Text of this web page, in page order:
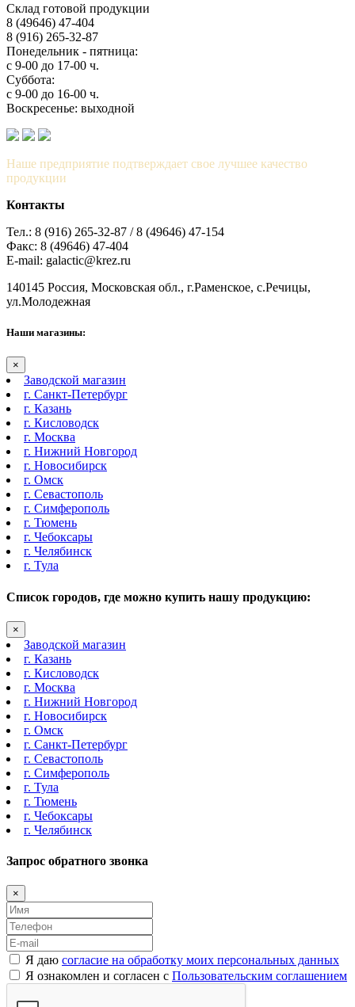
Склад готовой продукции
8 (49646) 47-404
8 (916) 265-32-87
Понедельник - пятница:
с 9-00 до 17-00 ч.
Суббота:
с 9-00 до 16-00 ч.
Воскресенье: выходной
Наше предприятие подтверждает свое лучшее качество
продукции
Контакты
Тел.: 8 (916) 265-32-87 / 8 (49646) 47-154
Факс: 8 (49646) 47-404
E-mail: galactic@krez.ru
140145 Россия, Московская обл., г.Раменское, с.Речицы,
ул.Молодежная
Наши магазины:
×
Заводской магазин
г. Санкт-Петербург
г. Казань
г. Кисловодск
г. Москва
г. Нижний Новгород
г. Новосибирск
г. Омск
г. Севастополь
г. Симферополь
г. Тюмень
г. Чебоксары
г. Челябинск
г. Тула
Список городов, где можно купить нашу продукцию:
×
Заводской магазин
г. Казань
г. Кисловодск
г. Москва
г. Нижний Новгород
г. Новосибирск
г. Омск
г. Санкт-Петербург
г. Севастополь
г. Симферополь
г. Тула
г. Тюмень
г. Чебоксары
г. Челябинск
Запрос обратного звонка
×
Я даю согласие на обработку моих персональных данных
Я ознакомлен и согласен с Пользовательским соглашением